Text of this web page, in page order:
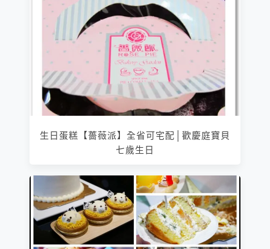
生日蛋糕【薔薇派】全省可宅配│歡慶庭寶貝
七歲生日